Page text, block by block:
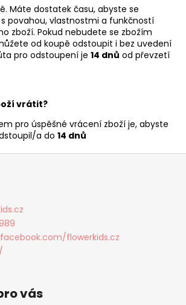
Máte dostatek času, abyste se
povahou, vlastnostmi a funkčností
zboží. Pokud nebudete se zbožím
od koupě odstoupit i bez uvedení
pro odstoupení je 14 dnů od převzetí
vrátit?
pro úspěšné vrácení zboží je, abyste
a do 14 dnů
flowerkids.cz
vás